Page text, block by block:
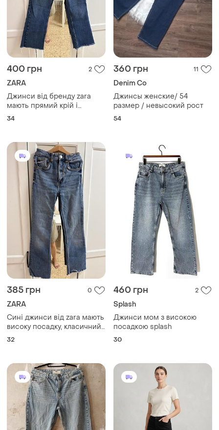
400 грн 2
ZARA
Джинси від бренду zara
мають прямий крій і
класичний синій колір.
34
360 грн 11
Denim Co
Джинсы женские/ 54
размер / невысокий рост
54
385 грн 0
ZARA
Сині джинси від zara мають
високу посадку, класичний
дизайн із п'ятьма кишенями
32
460 грн 2
Splash
Джинси мом з високою
посадкою splash
30